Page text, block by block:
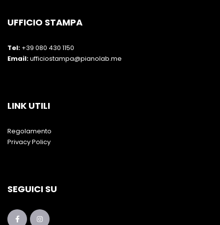
UFFICIO STAMPA
Tel: +39 080 430 1150
Email:ufficiostampa@pianolab.me
LINK UTILI
Regolamento
Privacy Policy
SEGUICI SU